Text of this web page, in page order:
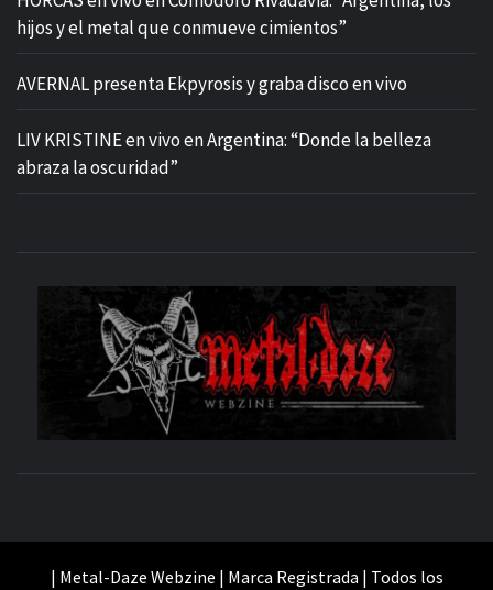
hijos y el metal que conmueve cimientos”
AVERNAL presenta Ekpyrosis y graba disco en vivo
LIV KRISTINE en vivo en Argentina: “Donde la belleza
abraza la oscuridad”
| Metal-Daze Webzine | Marca Registrada | Todos los